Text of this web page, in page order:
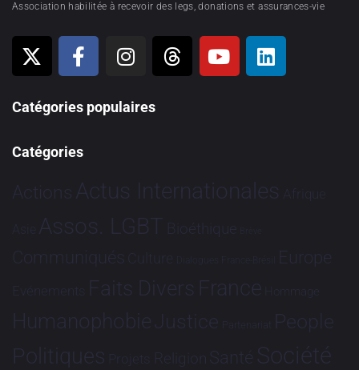
Association habilitée à recevoir des legs, donations et assurances-vie
Catégories populaires
Catégories
Actions Actus Internationales Afrique
Asie Assos. LGBT Bioéthique Brève
Communiqués Culture Dialogues France-Brésil Europe
Evénements Faits Divers France Hommage
HumanophobieJustice Partenariat People
Politiques Projets Religion Santé Société